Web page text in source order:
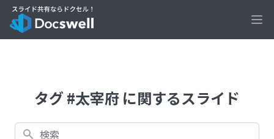
タグ #太宰府 に関するスライド
検索